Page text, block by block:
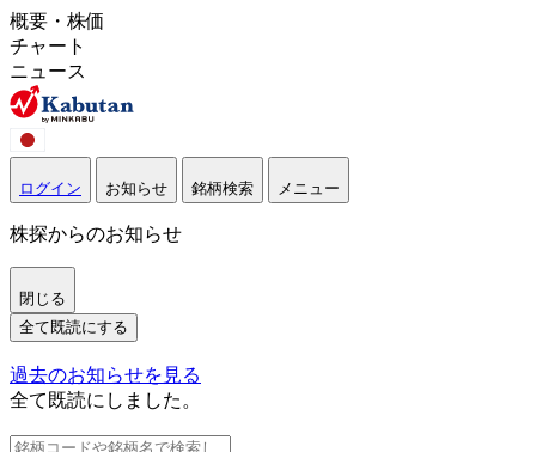
概要・株価
チャート
ニュース
ログイン お知らせ 銘柄検索 メニュー
株探からのお知らせ
閉じる
全て既読にする
過去のお知らせを見る
全て既読にしました。